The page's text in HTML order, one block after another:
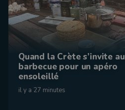
Quand la Crète s’invite au
barbecue pour un apéro
ensoleillé
il y a 27 minutes